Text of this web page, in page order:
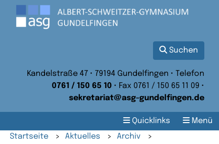
Suchen
Kandelstraße 47 • 79194 Gundelfingen • Telefon
0761 / 150 65 10 • Fax 0761 / 150 65 11 09 •
sekretariat@asg-gundelfingen.de
Menü
Quicklinks
Startseite
> Aktuelles > Archiv
>